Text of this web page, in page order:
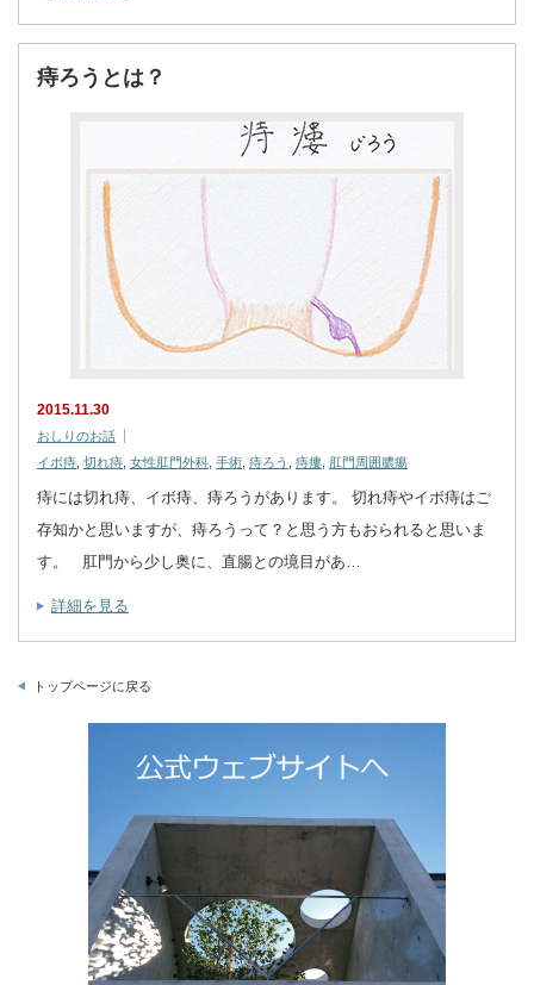
痔ろうとは？
2015.11.30
おしりのお話
イボ痔 切れ痔 女性肛門外科 手術 痔ろう 痔瘻 肛門周囲膿瘍
痔には切れ痔、イボ痔、痔ろうがあります。 切れ痔やイボ痔はご
存知かと思いますが、痔ろうって？と思う方もおられると思いま
す。 肛門から少し奥に、直腸との境目があ…
詳細を見る
トップページに戻る